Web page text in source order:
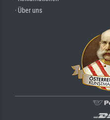
· Über uns